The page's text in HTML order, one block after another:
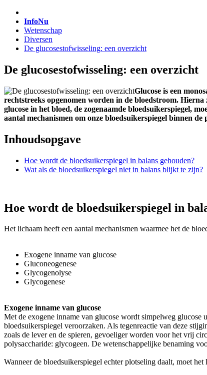
InfoNu
Wetenschap
Diversen
De glucosestofwisseling: een overzicht
De glucosestofwisseling: een overzicht
Glucose is een
rechtstreeks opgenomen worden in de bloedstroom.
glucose in het bloed, de zogenaamde bloedsuikerspiegel,
aantal mechanismen om onze bloedsuikerspiegel binnen
Inhoudsopgave
Hoe wordt de bloedsuikerspiegel in balans gehouden?
Wat als de bloedsuikerspiegel niet in balans blijkt te zijn?
Hoe wordt de bloedsuikerspiegel in
Het lichaam heeft een aantal mechanismen waarmee het de
Exogene inname van glucose
Gluconeogenese
Glycogenolyse
Glycogenese
Exogene inname van glucose
Met de exogene inname van glucose wordt simpelweg
bloedsuikerspiegel veroorzaken. Als tegenreactie van deze
zoals de lever en de spieren, gevoeliger worden voor het vrij
polysaccharide: glycogeen. De wetenschappelijke benaming
Wanneer de bloedsuikerspiegel echter plotseling daalt, moet